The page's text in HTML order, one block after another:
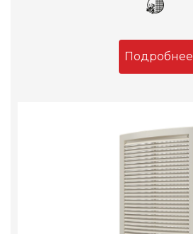
Подробнее